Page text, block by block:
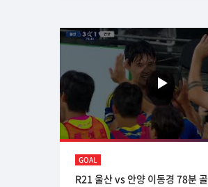
GOAL
R21 울산 vs 안양 이동경 78분 골